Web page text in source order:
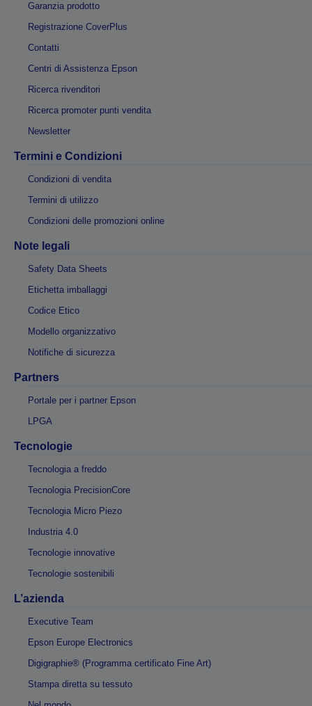
Garanzia prodotto
Registrazione CoverPlus
Contatti
Centri di Assistenza Epson
Ricerca rivenditori
Ricerca promoter punti vendita
Newsletter
Termini e Condizioni
Condizioni di vendita
Termini di utilizzo
Condizioni delle promozioni online
Note legali
Safety Data Sheets
Etichetta imballaggi
Codice Etico
Modello organizzativo
Notifiche di sicurezza
Partners
Portale per i partner Epson
LPGA
Tecnologie
Tecnologia a freddo
Tecnologia PrecisionCore
Tecnologia Micro Piezo
Industria 4.0
Tecnologie innovative
Tecnologie sostenibili
L’azienda
Executive Team
Epson Europe Electronics
Digigraphie® (Programma certificato Fine Art)
Stampa diretta su tessuto